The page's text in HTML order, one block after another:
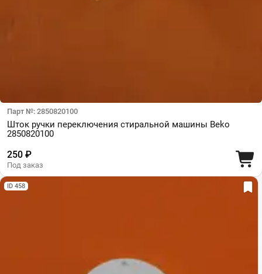
Парт №: 2850820100
Шток ручки переключения стиральной машины Beko
2850820100
250 ₽
Под заказ
ID 458